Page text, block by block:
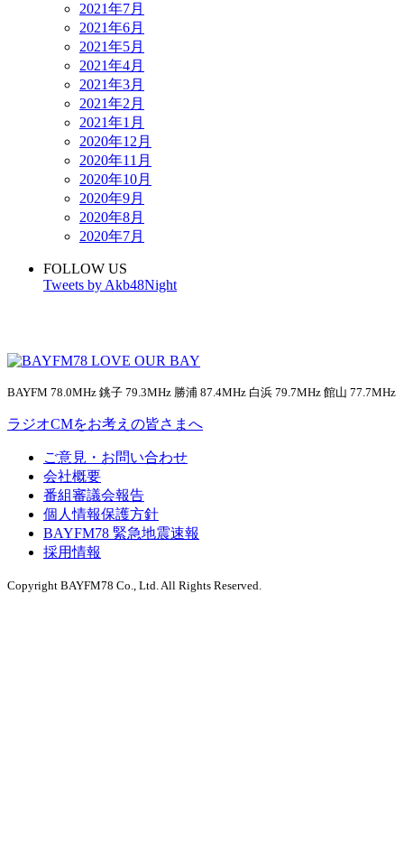
2021年7月
2021年6月
2021年5月
2021年4月
2021年3月
2021年2月
2021年1月
2020年12月
2020年11月
2020年10月
2020年9月
2020年8月
2020年7月
FOLLOW US
Tweets by Akb48Night
BAYFM 78.0MHz 銚子 79.3MHz 勝浦 87.4MHz 白浜 79.7MHz 館山 77.7MHz
ラジオCMをお考えの皆さまへ
ご意見・お問い合わせ
会社概要
番組審議会報告
個人情報保護方針
BAYFM78 緊急地震速報
採用情報
Copyright BAYFM78 Co., Ltd. All Rights Reserved.